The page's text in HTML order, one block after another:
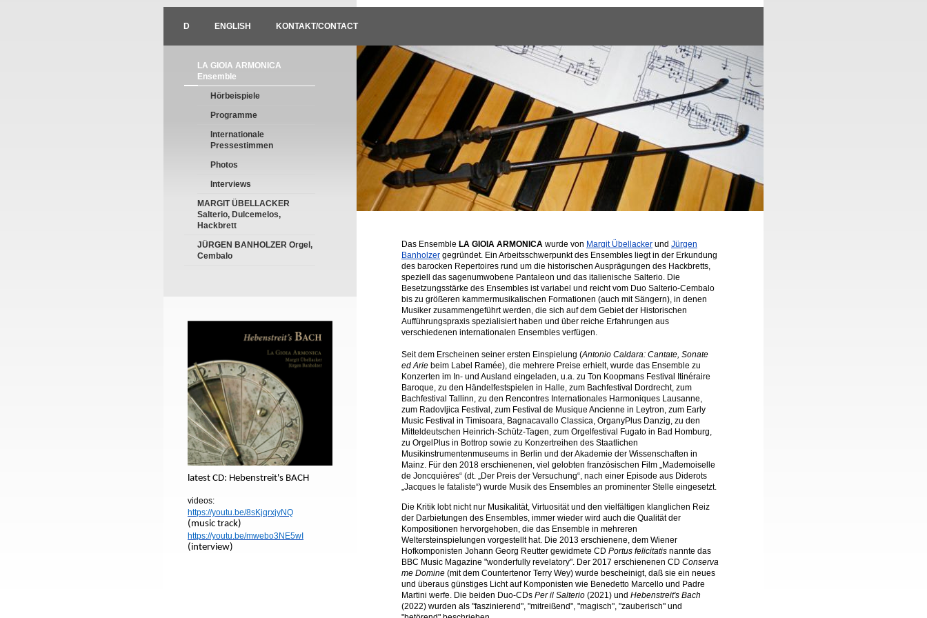
D ENGLISH KONTAKT/CONTACT
LA GIOIA ARMONICA
Ensemble
Hörbeispiele
Programme
Internationale
Pressestimmen
Photos
Interviews
MARGIT ÜBELLACKER
Salterio, Dulcemelos,
Hackbrett
JÜRGEN BANHOLZER Orgel,
Cembalo
latest CD: Hebenstreit's BACH
videos:
https://youtu.be/8sKjqrxjyNQ
(music track)
https://youtu.be/mwebo3NE5wI
(interview)
Das Ensemble LA GIOIA ARMONICA wurde von Margit Übellacker und Jürgen
Banholzer gegründet. Ein Arbeitsschwerpunkt des Ensembles liegt in der Erkundung
des barocken Repertoires rund um die historischen Ausprägungen des Hackbretts,
speziell das sagenumwobene Pantaleon und das italienische Salterio. Die
Besetzungsstärke des Ensembles ist variabel und reicht vom Duo Salterio-Cembalo
bis zu größeren kammermusikalischen Formationen (auch mit Sängern), in denen
Musiker zusammengeführt werden, die sich auf dem Gebiet der Historischen
Aufführungspraxis spezialisiert haben und über reiche Erfahrungen aus
verschiedenen internationalen Ensembles verfügen.
Seit dem Erscheinen seiner ersten Einspielung (Antonio Caldara: Cantate, Sonate
ed Arie beim Label Ramée), die mehrere Preise erhielt, wurde das Ensemble zu
Konzerten im In- und Ausland eingeladen, u.a. zu Ton Koopmans Festival Itinéraire
Baroque, zu den Händelfestspielen in Halle, zum Bachfestival Dordrecht, zum
Bachfestival Tallinn, zu den Rencontres Internationales Harmoniques Lausanne,
zum Radovljica Festival, zum Festival de Musique Ancienne in Leytron, zum Early
Music Festival in Timisoara, Bagnacavallo Classica, OrganyPlus Danzig, zu den
Mitteldeutschen Heinrich-Schütz-Tagen, zum Orgelfestival Fugato in Bad Homburg,
zu OrgelPlus in Bottrop sowie zu Konzertreihen des Staatlichen
Musikinstrumentenmuseums in Berlin und der Akademie der Wissenschaften in
Mainz. Für den 2018 erschienenen, viel gelobten französischen Film „Mademoiselle
de Joncquières“ (dt. „Der Preis der Versuchung“, nach einer Episode aus Diderots
„Jacques le fataliste“) wurde Musik des Ensembles an prominenter Stelle eingesetzt.
Die Kritik lobt nicht nur Musikalität, Virtuosität und den vielfältigen klanglichen Reiz
der Darbietungen des Ensembles, immer wieder wird auch die Qualität der
Kompositionen hervorgehoben, die das Ensemble in mehreren
Weltersteinspielungen vorgestellt hat. Die 2013 erschienene, dem Wiener
Hofkomponisten Johann Georg Reutter gewidmete CD Portus felicitatis nannte das
BBC Music Magazine "wonderfully revelatory". Der 2017 erschienenen CD Conserva
me Domine (mit dem Countertenor Terry Wey) wurde bescheinigt, daß sie ein neues
und überaus günstiges Licht auf Komponisten wie Benedetto Marcello und Padre
Martini werfe. Die beiden Duo-CDs Per il Salterio (2021) und Hebenstreit's Bach
(2022) wurden als "faszinierend", "mitreißend", "magisch", "zauberisch" und